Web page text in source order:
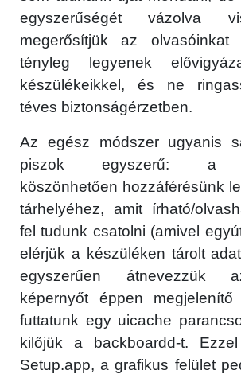
egyszerűségét vázolva
megerősítjük az olvasóinkat
tényleg legyenek
készülékeikkel, és ne
téves biztonságérzetben.
Az egész módszer ugyanis
piszok egyszerű: a
köszönhetően hozzáférésünk
tárhelyéhez, amit írható/
fel tudunk csatolni (amivel
elérjük a készüléken tárolt
egyszerűen átnevezzük
képernyőt éppen megjelenítő
futtatunk egy uicache
kilőjük a backboardd-t.
Setup.app, a grafikus felület